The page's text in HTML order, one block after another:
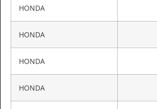
HONDA
HONDA
HONDA
HONDA